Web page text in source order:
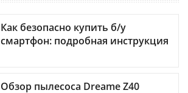
Как безопасно купить б/у
смартфон: подробная инструкция
Обзор пылесоса Dreame Z40